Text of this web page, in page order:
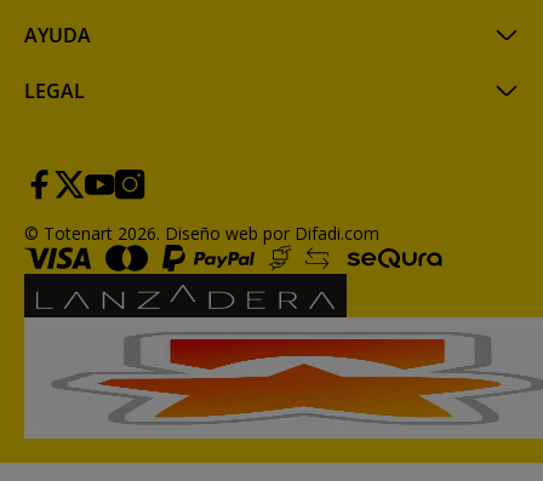
AYUDA
LEGAL
© Totenart 2026. Diseño web por Difadi.com